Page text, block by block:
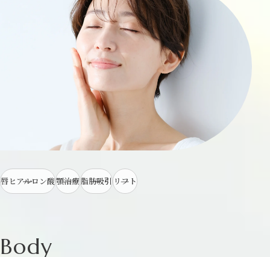
唇ヒアルロン酸顎治療脂肪吸引リフト
Body